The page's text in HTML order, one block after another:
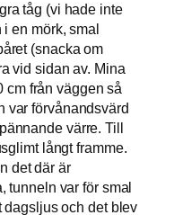
tåg (vi hade inte
en mörk, smal
(snacka om
vid sidan av. Mina
cm från väggen så
var förvånandsvärd
värre. Till
långt framme.
det där är
tunneln var för smal
dagsljus och det blev